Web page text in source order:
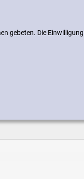
gebeten. Die